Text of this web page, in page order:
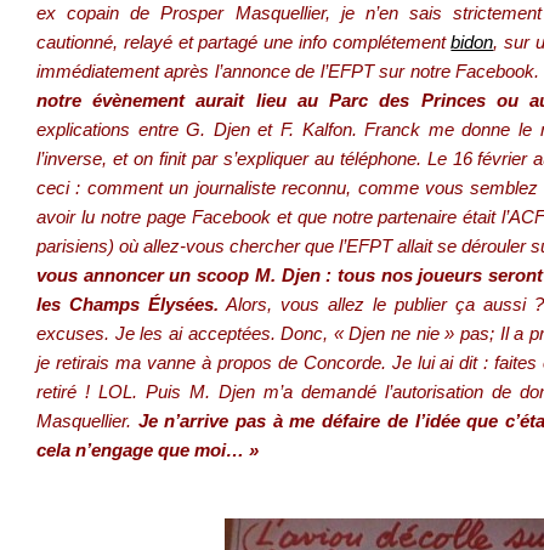
ex copain de Prosper Masquellier, je n’en sais
cautionné, relayé et partagé une info complétementbidon, sur
immédiatement après l’annonce de l’EFPT sur notre Facebook.
notre évènement aurait lieu au Parc des Princes ou
explications entre G. Djen et F. Kalfon. Franck me donne le
l’inverse, et on finit par s’expliquer au téléphone. Le 16 février
ceci : comment un journaliste reconnu, comme vous semblez
avoir lu notre page Facebook et que notre partenaire était
parisiens) où allez-vous chercher que l’EFPT allait se dérouler
vous annoncer un scoop M. Djen : tous nos joueurs
les Champs Élysées. Alors, vous allez le publier ça aussi
excuses. Je les ai acceptées. Donc, « Djen ne nie » pas; Il a
je retirais ma vanne à propos de Concorde. Je lui ai dit :
retiré ! LOL. Puis M. Djen m’a demandé l’autorisation de
Masquellier. Je n’arrive pas à me défaire de l’idée que
cela n’engage que moi… »